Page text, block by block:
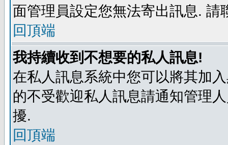
面管理員設定您無法寄出訊息. 請
回頂端
我持續收到不想要的私人訊息!
在私人訊息系統中您可以將其加
的不受歡迎私人訊息請通知管理
擾.
回頂端